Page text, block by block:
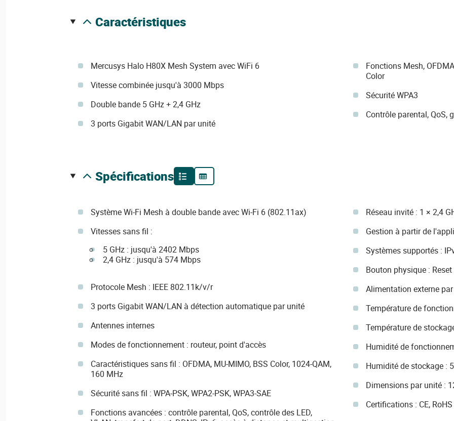
caractéristiques
Mercusys Halo H80X Mesh System avec WiFi 6
Vitesse combinée jusqu'à 3000 Mbps
Double bande 5 GHz + 2,4 GHz
3 ports Gigabit WAN/LAN par unité
Fonctions Mesh,
Color
Sécurité WPA3
Contrôle parental, QoS,
spécifications
Système Wi-Fi Mesh à double bande avec Wi-Fi 6 (802.11ax)
Vitesses sans fil :
5 GHz : jusqu'à 2402 Mbps
2,4 GHz : jusqu'à 574 Mbps
Protocole Mesh : IEEE 802.11k/v/r
3 ports Gigabit WAN/LAN à détection automatique par unité
Antennes internes
Modes de fonctionnement : routeur, point d'accès
Caractéristiques sans fil : OFDMA, MU-MIMO, BSS Color, 1024-QAM,
160 MHz
Sécurité sans fil : WPA-PSK, WPA2-PSK, WPA3-SAE
Fonctions avancées : contrôle parental, QoS, contrôle des LED,
Réseau invité : 1 × 2,4
Gestion à partir de
Systèmes supportés :
Bouton physique : Reset
Alimentation externe
Température de
Température de
Humidité de
Humidité de stockage :
Dimensions par unité :
Certifications : CE, RoHS